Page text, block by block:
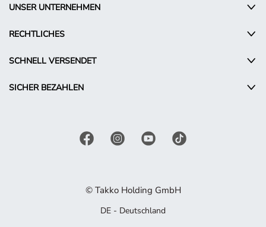
UNSER UNTERNEHMEN
RECHTLICHES
SCHNELL VERSENDET
SICHER BEZAHLEN
© Takko Holding GmbH
DE - Deutschland